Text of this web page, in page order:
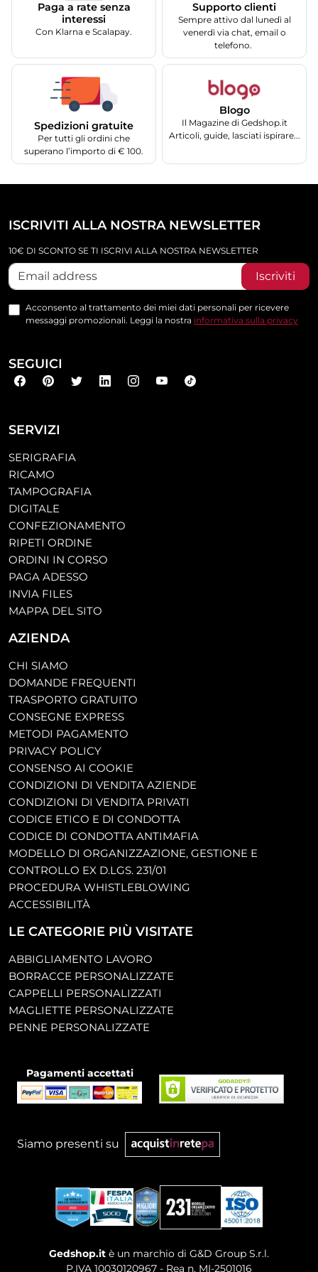
Paga a rate senza
interessi
Con Klarna e Scalapay.
Supporto clienti
Sempre attivo dal lunedì al
venerdì via chat, email o
telefono.
Spedizioni gratuite
Per tutti gli ordini che
superano l’importo di € 100.
Blogo
Il Magazine di Gedshop.it
Articoli, guide, lasciati ispirare...
SERVIZI
SERIGRAFIA
RICAMO
TAMPOGRAFIA
DIGITALE
CONFEZIONAMENTO
RIPETI ORDINE
ORDINI IN CORSO
PAGA ADESSO
INVIA FILES
MAPPA DEL SITO
AZIENDA
CHI SIAMO
DOMANDE FREQUENTI
TRASPORTO GRATUITO
CONSEGNE EXPRESS
METODI PAGAMENTO
PRIVACY POLICY
CONSENSO AI COOKIE
CONDIZIONI DI VENDITA AZIENDE
CONDIZIONI DI VENDITA PRIVATI
CODICE ETICO E DI CONDOTTA
CODICE DI CONDOTTA ANTIMAFIA
MODELLO DI ORGANIZZAZIONE, GESTIONE E
CONTROLLO EX D.LGS. 231/01
PROCEDURA WHISTLEBLOWING
ACCESSIBILITÀ
LE CATEGORIE PIÙ VISITATE
ABBIGLIAMENTO LAVORO
BORRACCE PERSONALIZZATE
CAPPELLI PERSONALIZZATI
MAGLIETTE PERSONALIZZATE
PENNE PERSONALIZZATE
ISCRIVITI ALLA NOSTRA NEWSLETTER
10€ DI SCONTO SE TI ISCRIVI ALLA NOSTRA NEWSLETTER
Iscriviti
Acconsento al trattamento dei miei dati personali per ricevere
messaggi promozionali. Leggi la nostra informativa sulla privacy
SEGUICI
Pagamenti accettati
Siamo presenti su
Gedshop.it è un marchio di G&D Group S.r.l.
P.IVA 10030120967 - Rea n. MI-2501016